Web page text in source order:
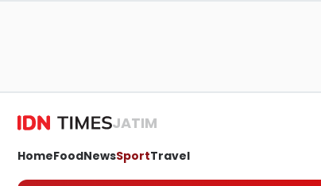
JATIM
HomeFoodNewsSportTravel